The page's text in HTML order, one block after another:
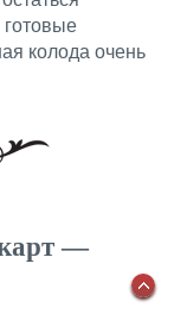
колода очень
—